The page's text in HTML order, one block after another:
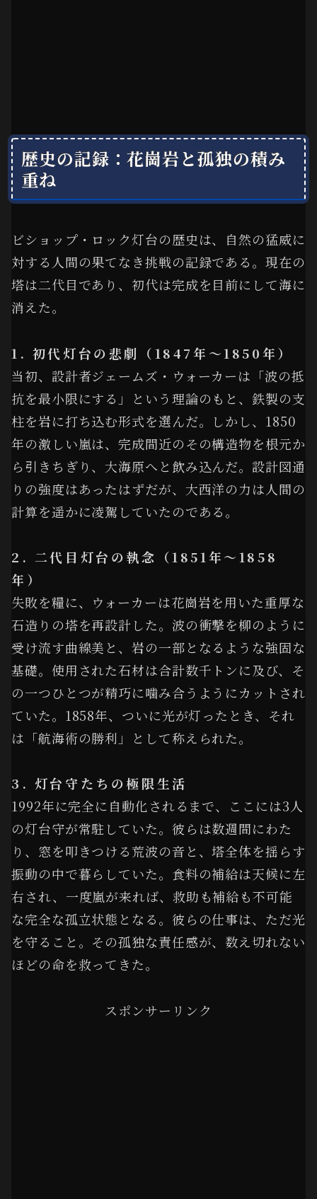
歴史の記録：花崗岩と孤独の積み
重ね
ビショップ・ロック灯台の歴史は、自然の猛威に
対する人間の果てなき挑戦の記録である。現在の
塔は二代目であり、初代は完成を目前にして海に
消えた。
1. 初代灯台の悲劇（1847年〜1850年）
当初、設計者ジェームズ・ウォーカーは「波の抵
抗を最小限にする」という理論のもと、鉄製の支
柱を岩に打ち込む形式を選んだ。しかし、1850
年の激しい嵐は、完成間近のその構造物を根元か
ら引きちぎり、大海原へと飲み込んだ。設計図通
りの強度はあったはずだが、大西洋の力は人間の
計算を遥かに凌駕していたのである。
2. 二代目灯台の執念（1851年〜1858
年）
失敗を糧に、ウォーカーは花崗岩を用いた重厚な
石造りの塔を再設計した。波の衝撃を柳のように
受け流す曲線美と、岩の一部となるような強固な
基礎。使用された石材は合計数千トンに及び、そ
の一つひとつが精巧に噛み合うようにカットされ
ていた。1858年、ついに光が灯ったとき、それ
は「航海術の勝利」として称えられた。
3. 灯台守たちの極限生活
1992年に完全に自動化されるまで、ここには3人
の灯台守が常駐していた。彼らは数週間にわた
り、窓を叩きつける荒波の音と、塔全体を揺らす
振動の中で暮らしていた。食料の補給は天候に左
右され、一度嵐が来れば、救助も補給も不可能
な完全な孤立状態となる。彼らの仕事は、ただ光
を守ること。その孤独な責任感が、数え切れない
ほどの命を救ってきた。
スポンサーリンク